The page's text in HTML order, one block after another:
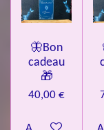
🦋Bon
cadeau
🎁
40,00 €